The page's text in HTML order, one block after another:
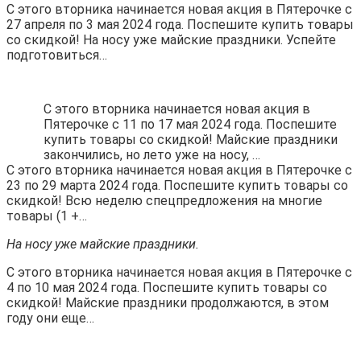
С этого вторника начинается новая акция в Пятерочке с
27 апреля по 3 мая 2024 года. Поспешите купить товары
со скидкой! На носу уже майские праздники. Успейте
подготовиться…
С этого вторника начинается новая акция в
Пятерочке с 11 по 17 мая 2024 года. Поспешите
купить товары со скидкой! Майские праздники
закончились, но лето уже на носу, …
С этого вторника начинается новая акция в Пятерочке с
23 по 29 марта 2024 года. Поспешите купить товары со
скидкой! Всю неделю спецпредложения на многие
товары (1 +…
На носу уже майские праздники.
С этого вторника начинается новая акция в Пятерочке с
4 по 10 мая 2024 года. Поспешите купить товары со
скидкой! Майские праздники продолжаются, в этом
году они еще…